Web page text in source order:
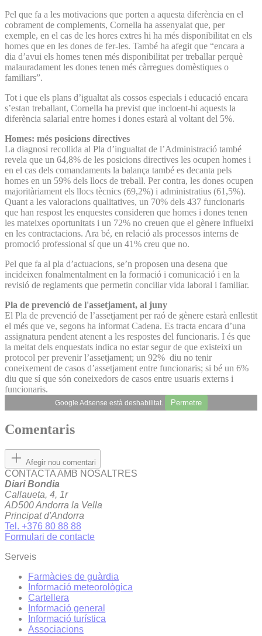
Pel que fa a les motivacions que porten a aquesta diferència en el
cobrament de complements, Cornella ha assenyalat que, per
exemple, en el cas de les hores extres hi ha més disponibilitat en els
homes que en les dones de fer-les. També ha afegit que “encara a
dia d’avui els homes tenen més disponibilitat per treballar perquè
malauradament les dones tenen més càrregues domèstiques o
familiars”.
Tot i que els plans d’igualtat als cossos especials i educació encara
s’estan treballant, Cornella ha previst que incloent-hi aquests la
diferència salarial entre homes i dones estarà al voltant del 5%.
Homes: més posicions directives
La diagnosi recollida al Pla d’ingualtat de l’Administració també
revela que un 64,8% de les posicions directives les ocupen homes i
en el cas dels comandaments la balança també es decanta pels
homes en un 59% dels llocs de treball. Per contra, les dones ocupen
majoritàriament els llocs tècnics (69,2%) i administratius (61,5%).
Quant a les valoracions qualitatives, un 70% dels 437 funcionaris
que han respost les enquestes consideren que homes i dones tenen
les mateixes oportunitats i un 72% no creuen que el gènere influeixi
en les contractacions. Ara bé, en relació als processos interns de
promoció professional sí que un 41% creu que no.
Pel que fa al pla d’actuacions, se’n proposen una desena que
incideixen fonalmentalment en la formació i comunicació i en la
revisió de reglaments que permetin conciliar vida laboral i familiar.
Pla de prevenció de l'assetjament, al juny
El Pla de prevenció de l’assetjament per raó de gènere estarà enllestit
el més que ve, segons ha informat Cadena. Es tracta encara d’una
assignatura pendent atenent a les respostes del funcionaris. I és que
la meitat dels enquestats indica no estar segur de que existeixi un
protocol per prevenir l’assetjament; un 92% diu no tenir
coneixement de casos d’assetjament entre funcionaris; si bé un 6%
diu que sí que són coneixedors de casos entre usuaris externs i
funcionaris.
Google Adsense està deshabilitat. Permetre
Comentaris
Afegir nou comentari
CONTACTA AMB NOSALTRES
Diari Bondia
Callaueta, 4, 1r
AD500 Andorra la Vella
Principat d'Andorra
Tel. +376 80 88 88
Formulari de contacte
Serveis
Farmàcies de guàrdia
Informació meteorològica
Cartellera
Informació general
Informació turística
Associacions